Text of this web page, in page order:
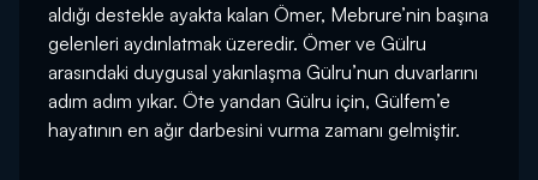
aldığı destekle ayakta kalan Ömer, Mebrure’nin başına
gelenleri aydınlatmak üzeredir. Ömer ve Gülru
arasındaki duygusal yakınlaşma Gülru’nun duvarlarını
adım adım yıkar. Öte yandan Gülru için, Gülfem’e
hayatının en ağır darbesini vurma zamanı gelmiştir.